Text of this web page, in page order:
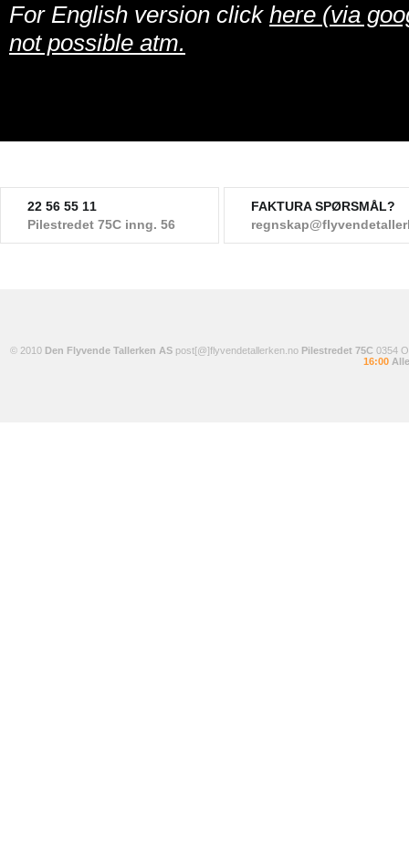
For English version click here (via
not possible atm.
22 56 55 11
Pilestredet 75C inng. 56
FAKTURA SPØRSMÅL?
© 2010 Den Flyvende Tallerken ASpost[@]flyvendetallerken.no Pilestredet 75C 0354
16:00